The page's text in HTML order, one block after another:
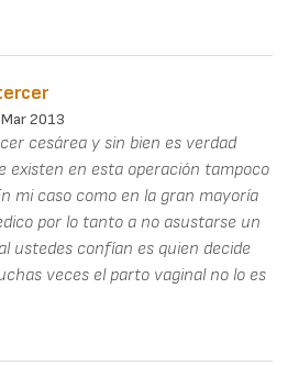
2013
cesárea y sin bien es verdad
existen en esta operación tampoco
mi caso como en la gran mayoría
por lo tanto a no asustarse un
ustedes confían es quien decide
veces el parto vaginal no lo es